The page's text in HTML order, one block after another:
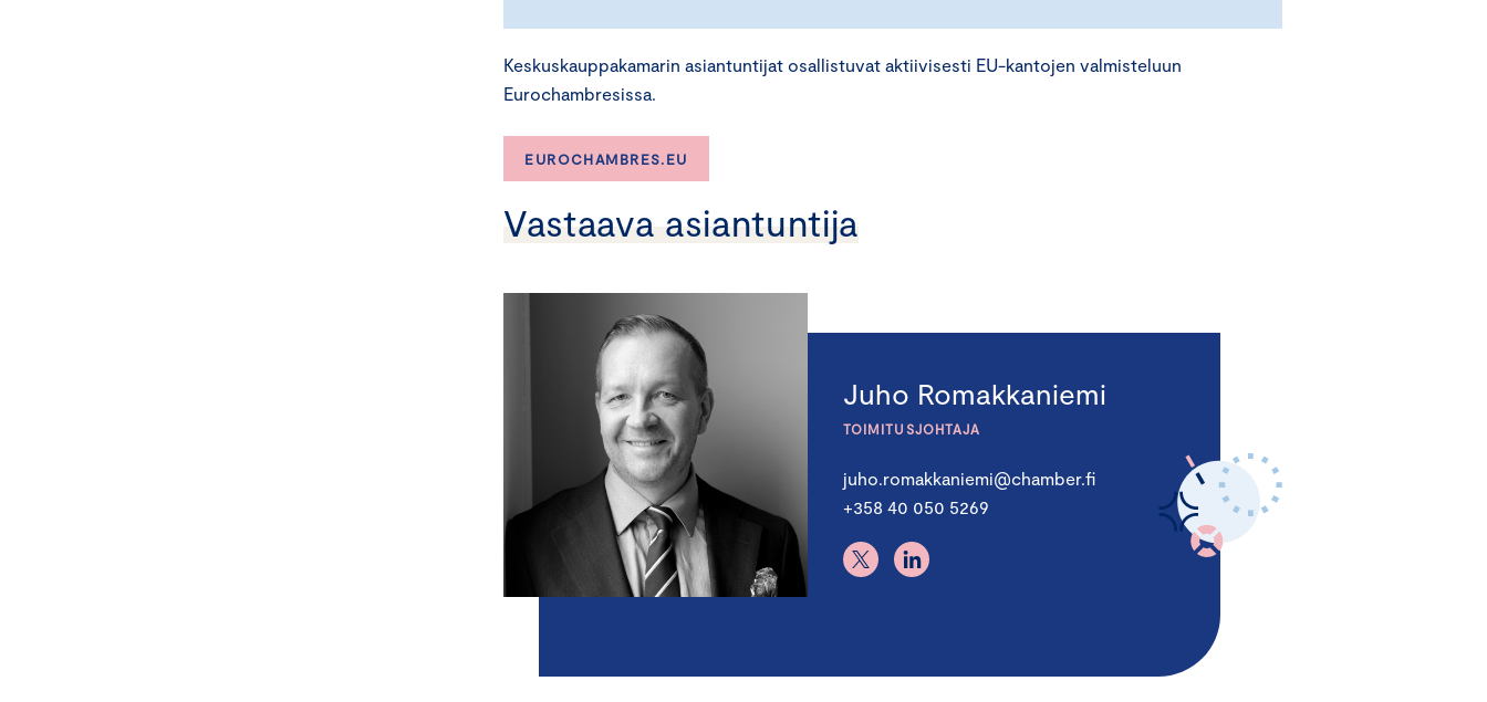
Keskuskauppakamarin asiantuntijat osallistuvat aktiivisesti EU-kantojen valmisteluun
Eurochambresissa.
EUROCHAMBRES.EU
Vastaava asiantuntija
Juho Romakkaniemi
TOIMITUSJOHTAJA
juho.romakkaniemi@chamber.fi
+358 40 050 5269